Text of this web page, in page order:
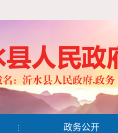
政务公开